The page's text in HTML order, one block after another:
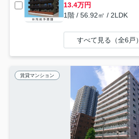
13.4万円
1階 / 56.92㎡ / 2LDK
すべて見る（全6戸）
賃貸マンション